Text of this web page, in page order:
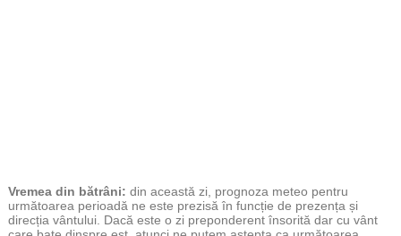
Vremea din bătrâni: din această zi, prognoza meteo pentru
următoarea perioadă ne este prezisă în funcție de prezența și
direcția vântului. Dacă este o zi preponderent însorită dar cu vânt